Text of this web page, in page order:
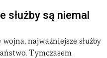
służby są niemal
najważniejsze służby
Tymczasem